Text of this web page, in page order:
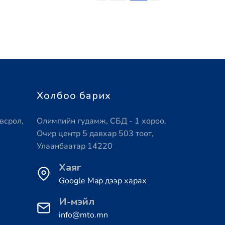
Холбоо барих
Олимпийн гудамж, СБД - 1 хороо,
Очир центр 5 давхар 503 тоот,
Улаанбаатар 14220
Хаяг
Google Map дээр харах
И-мэйл
info@mto.mn